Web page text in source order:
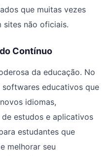
que muitas vezes
sites não oficiais.
Contínuo
da educação. No
educativos que
idiomas,
estudos e aplicativos
estudantes que
melhorar seu